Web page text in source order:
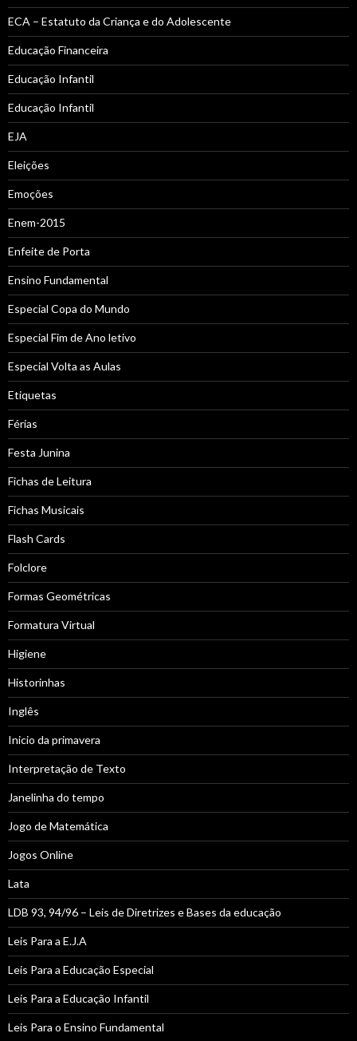
ECA – Estatuto da Criança e do Adolescente
Educação Financeira
Educação Infantil
Educação Infantil
EJA
Eleições
Emoções
Enem-2015
Enfeite de Porta
Ensino Fundamental
Especial Copa do Mundo
Especial Fim de Ano letivo
Especial Volta as Aulas
Etiquetas
Férias
Festa Junina
Fichas de Leitura
Fichas Musicais
Flash Cards
Folclore
Formas Geométricas
Formatura Virtual
Higiene
Historinhas
Inglês
Inicio da primavera
Interpretação de Texto
Janelinha do tempo
Jogo de Matemática
Jogos Online
Lata
LDB 93, 94/96 – Leis de Diretrizes e Bases da educação
Leis Para a E.J.A
Leis Para a Educação Especial
Leis Para a Educação Infantil
Leis Para o Ensino Fundamental